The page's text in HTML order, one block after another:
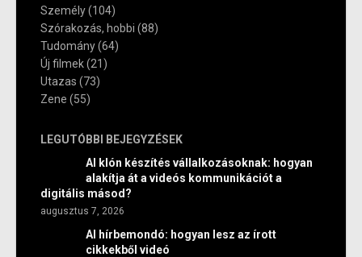
Személy(104)
Szórakozás, hobbi (88)
Tudomány(64)
Új filmek(21)
Utazas (73)
Zene (55)
LEGUTÓBBI BEJEGYZÉSEK
AI klón készítés vállalkozásoknak: hogyan
alakítja át a videós kommunikációt a
digitális másod?
augusztus 7, 2026
AI hírbemondó: hogyan lesz az írott
cikkekből videó